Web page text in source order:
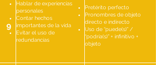
9
Hablar de experiencias
personales
Contar hechos
importantes de la vida
Evitar el uso de
redundancias
Pretérito perfecto
Pronombres de objeto
directo e indirecto
Uso de “puede(s)” /
“podría(s)” + infinitivo +
objeto